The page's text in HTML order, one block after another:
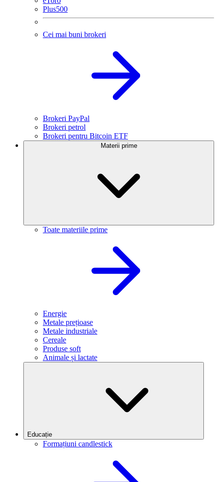
Plus500
Cei mai buni brokeri
Brokeri PayPal
Brokeri petrol
Brokeri pentru Bitcoin ETF
Materii prime
Toate materiile prime
Energie
Metale prețioase
Metale industriale
Cereale
Produse soft
Animale și lactate
Educație
Formațiuni candlestick